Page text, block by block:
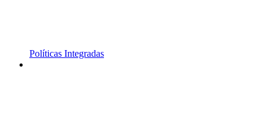
Políticas Integradas